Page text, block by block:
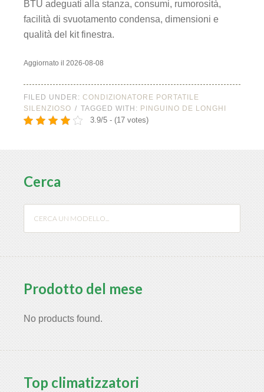
BTU adeguati alla stanza, consumi, rumorosità,
facilità di svuotamento condensa, dimensioni e
qualità del kit finestra.
Aggiornato il 2026-08-08
FILED UNDER: CONDIZIONATORE PORTATILE
SILENZIOSO
TAGGED WITH: PINGUINO DE LONGHI
3.9/5 - (17 votes)
Cerca
Prodotto del mese
No products found.
Top climatizzatori